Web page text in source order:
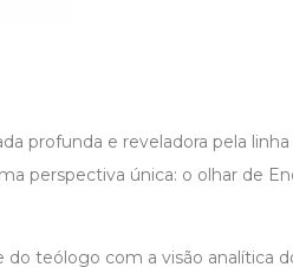
profunda e reveladora pela
perspectiva única: o olhar de
do teólogo com a visão analítica